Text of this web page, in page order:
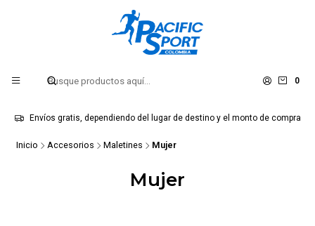
0
Envíos gratis, dependiendo del lugar de destino y el monto de compra
Inicio Accesorios Maletines Mujer
Mujer